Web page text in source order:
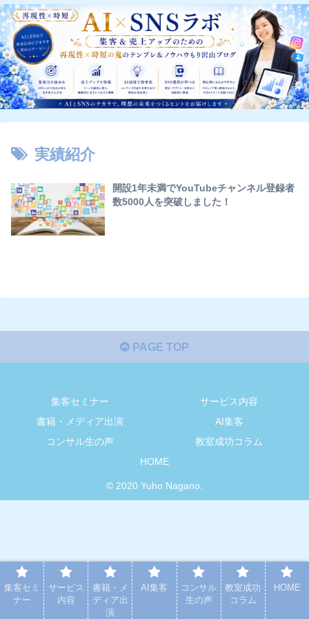
実績紹介
開設1年未満でYouTubeチャンネル登録者
数5000人を突破しました！
PAGE TOP
集客セミナー
サービス内容
書籍・メディア出演
AI集客
コンサル生の声
教室成功コラム
HOME
© 2020 Yuho Nagano.
集客セミ
ナー
サービス
内容
書籍・メ
ディア出
演
AI集客
コンサル
生の声
教室成功
コラム
HOME